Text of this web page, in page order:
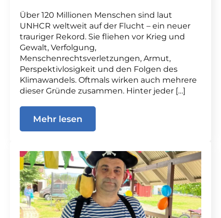
Über 120 Millionen Menschen sind laut
UNHCR weltweit auf der Flucht – ein neuer
trauriger Rekord. Sie fliehen vor Krieg und
Gewalt, Verfolgung,
Menschenrechtsverletzungen, Armut,
Perspektivlosigkeit und den Folgen des
Klimawandels. Oftmals wirken auch mehrere
dieser Gründe zusammen. Hinter jeder […]
Mehr lesen